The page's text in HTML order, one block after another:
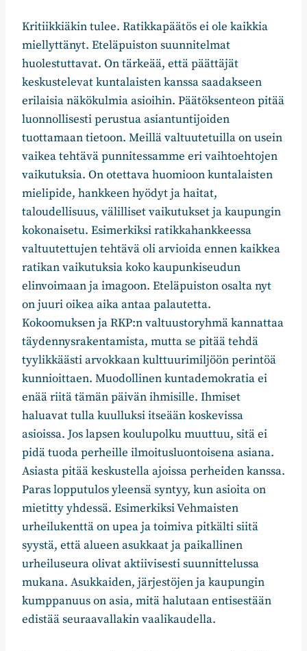
Kritiikkiäkin tulee. Ratikkapäätös ei ole kaikkia
miellyttänyt. Eteläpuiston suunnitelmat
huolestuttavat. On tärkeää, että päättäjät
keskustelevat kuntalaisten kanssa saadakseen
erilaisia näkökulmia asioihin. Päätöksenteon pitää
luonnollisesti perustua asiantuntijoiden
tuottamaan tietoon. Meillä valtuutetuilla on usein
vaikea tehtävä punnitessamme eri vaihtoehtojen
vaikutuksia. On otettava huomioon kuntalaisten
mielipide, hankkeen hyödyt ja haitat,
taloudellisuus, välilliset vaikutukset ja kaupungin
kokonaisetu. Esimerkiksi ratikkahankkeessa
valtuutettujen tehtävä oli arvioida ennen kaikkea
ratikan vaikutuksia koko kaupunkiseudun
elinvoimaan ja imagoon. Eteläpuiston osalta nyt
on juuri oikea aika antaa palautetta.
Kokoomuksen ja RKP:n valtuustoryhmä kannattaa
täydennysrakentamista, mutta se pitää tehdä
tyylikkäästi arvokkaan kulttuurimiljöön perintöä
kunnioittaen. Muodollinen kuntademokratia ei
enää riitä tämän päivän ihmisille. Ihmiset
haluavat tulla kuulluksi itseään koskevissa
asioissa. Jos lapsen koulupolku muuttuu, sitä ei
pidä tuoda perheille ilmoitusluontoisena asiana.
Asiasta pitää keskustella ajoissa perheiden kanssa.
Paras lopputulos yleensä syntyy, kun asioita on
mietitty yhdessä. Esimerkiksi Vehmaisten
urheilukenttä on upea ja toimiva pitkälti siitä
syystä, että alueen asukkaat ja paikallinen
urheiluseura olivat aktiivisesti suunnittelussa
mukana. Asukkaiden, järjestöjen ja kaupungin
kumppanuus on asia, mitä halutaan entisestään
edistää seuraavallakin vaalikaudella.